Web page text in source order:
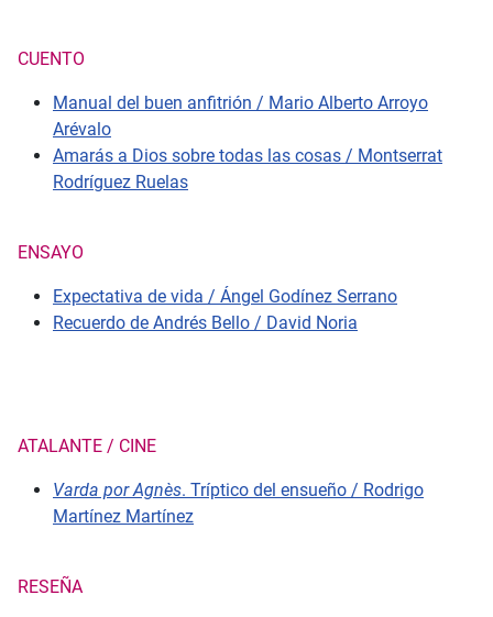
CUENTO
Manual del buen anfitrión / Mario Alberto Arroyo
Arévalo
Amarás a Dios sobre todas las cosas / Montserrat
Rodríguez Ruelas
ENSAYO
Expectativa de vida / Ángel Godínez Serrano
Recuerdo de Andrés Bello / David Noria
ATALANTE / CINE
Varda por Agnès. Tríptico del ensueño / Rodrigo
Martínez Martínez
RESEÑA